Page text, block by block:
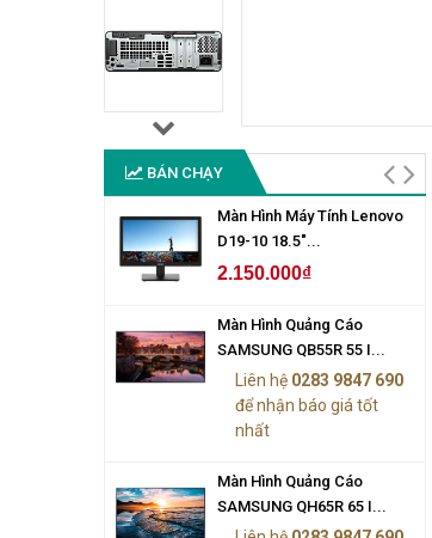
BÁN CHẠY
Màn Hình Máy Tính Lenovo
D19-10 18.5"...
2.150.000₫
Màn Hình Quảng Cáo
SAMSUNG QB55R 55 I...
Liên hệ 0283 9847 690
để nhận báo giá tốt
nhất
Màn Hình Quảng Cáo
SAMSUNG QH65R 65 I...